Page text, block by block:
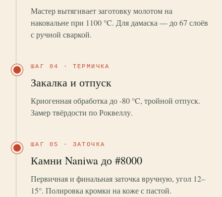
Мастер вытягивает заготовку молотом на
наковальне при 1100 °C. Для дамаска — до 67 слоёв
с ручной сваркой.
ШАГ 04 · ТЕРМИЧКА
Закалка и отпуск
Криогенная обработка до -80 °C, тройной отпуск.
Замер твёрдости по Роквеллу.
ШАГ 05 · ЗАТОЧКА
Камни Naniwa до #8000
Первичная и финальная заточка вручную, угол 12–
15°. Полировка кромки на коже с пастой.